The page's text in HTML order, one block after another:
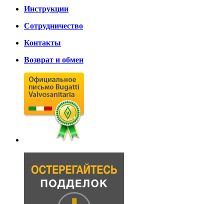
Инструкции
Сотрудничество
Контакты
Возврат и обмен